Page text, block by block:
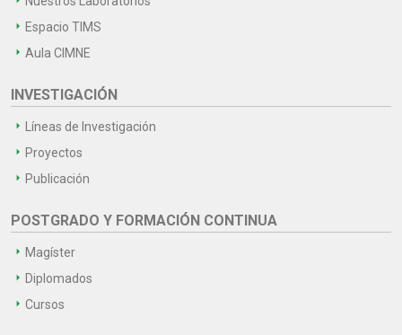
Espacio TIMS
Aula CIMNE
INVESTIGACIÓN
Líneas de Investigación
Proyectos
Publicación
POSTGRADO Y FORMACIÓN CONTINUA
Magíster
Diplomados
Cursos